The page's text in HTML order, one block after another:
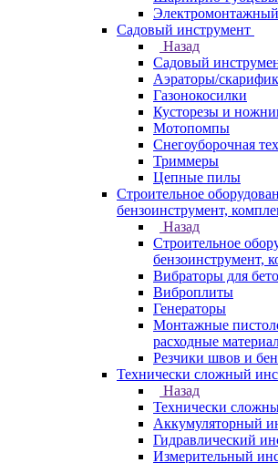
Садовый инструмент
Назад
Садовый
Аэраторы/
Газонокосилки
Кусторезы и
Мотопомпы
Снегоуборочная
Триммеры
Цепные пилы
Строительное
бензоинструмент,
Назад
Строительное
бензоинструмент,
Вибраторы для
Виброплиты
Генераторы
Монтажные
расходные
Резчики швов и
Технически сложный
Назад
Технически
Аккумуляторный
Гидравлический
Измерительный